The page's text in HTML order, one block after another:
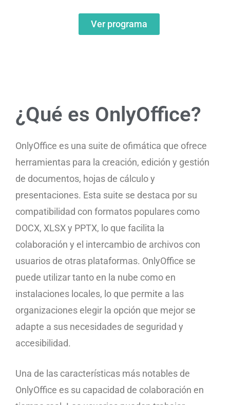
Ver programa
¿Qué es OnlyOffice?
OnlyOffice es una suite de ofimática que ofrece
herramientas para la creación, edición y gestión
de documentos, hojas de cálculo y
presentaciones. Esta suite se destaca por su
compatibilidad con formatos populares como
DOCX, XLSX y PPTX, lo que facilita la
colaboración y el intercambio de archivos con
usuarios de otras plataformas. OnlyOffice se
puede utilizar tanto en la nube como en
instalaciones locales, lo que permite a las
organizaciones elegir la opción que mejor se
adapte a sus necesidades de seguridad y
accesibilidad.
Una de las características más notables de
OnlyOffice es su capacidad de colaboración en